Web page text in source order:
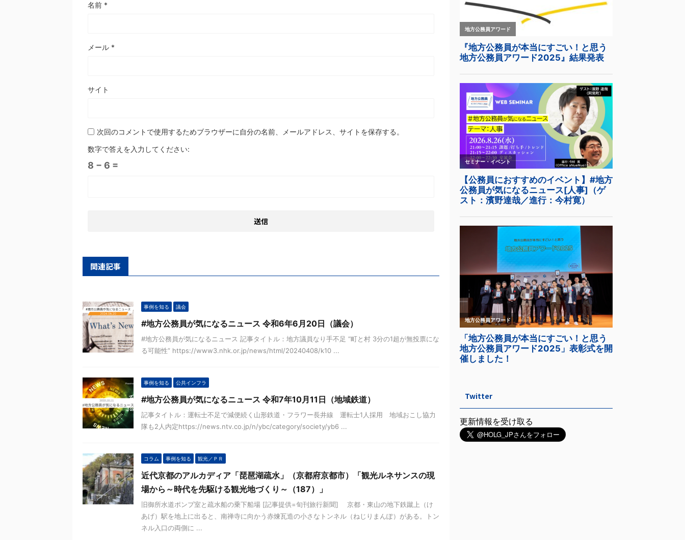
名前 *
メール *
サイト
次回のコメントで使用するためブラウザーに自分の名前、メールアドレス、サイトを保存する。
数字で答えを入力してください:
8 − 6 =
関連記事
事例を知る 議会
#地方公務員が気になるニュース 令和6年6月20日（議会）
#地方公務員が気になるニュース 記事タイトル：地方議員なり手不足 “町と村 3分の1超が無投票にな
る可能性” https://www3.nhk.or.jp/news/html/20240408/k10 ...
事例を知る 公共インフラ
#地方公務員が気になるニュース 令和7年10月11日（地域鉄道）
記事タイトル：運転士不足で減便続く山形鉄道・フラワー長井線 運転士1人採用 地域おこし協力
隊も2人内定https://news.ntv.co.jp/n/ybc/category/society/yb6 ...
コラム 事例を知る 観光／ＰＲ
近代京都のアルカディア「琵琶湖疏水」（京都府京都市）「観光ルネサンスの現
場から～時代を先駆ける観光地づくり～（187）」
旧御所水道ポンプ室と疏水船の乗下船場 [記事提供=旬刊旅行新聞] 京都・東山の地下鉄蹴上（け
あげ）駅を地上に出ると、南禅寺に向かう赤煉瓦造の小さなトンネル（ねじりまんぽ）がある。トン
ネル入口の両側に ...
Twitter
更新情報を受け取る